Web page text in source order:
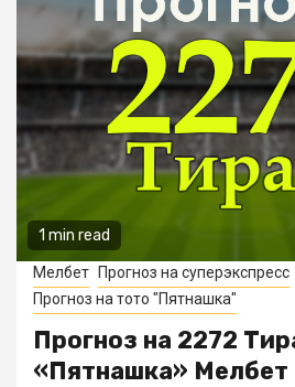
1 min read
Мелбет
Прогноз на суперэкспресс
Прогноз на тото "Пятнашка"
Прогноз на 2272
«Пятнашка» Мелбет